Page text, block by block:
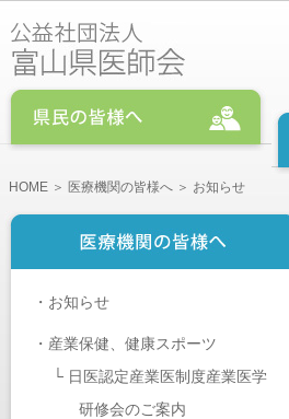
HOME ＞ 医療機関の皆様へ ＞ お知らせ
・ お知らせ
・ 産業保健、健康スポーツ
└ 日医認定産業医制度産業医学
研修会のご案内